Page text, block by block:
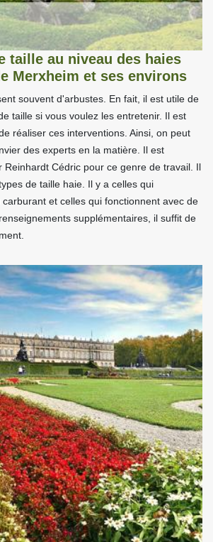
taille au niveau des haies
Merxheim et ses environs
souvent d'arbustes. En fait, il est utile de
taille si vous voulez les entretenir. Il est
réaliser ces interventions. Ainsi, on peut
des experts en la matière. Il est
Reinhardt Cédric pour ce genre de travail. Il
de taille haie. Il y a celles qui
et celles qui fonctionnent avec de
supplémentaires, il suffit de